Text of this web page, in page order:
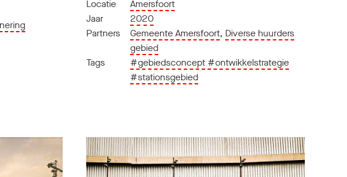
Locatie
Amersfoort
Jaar
2020
Partners
Gemeente Amersfoort, Diverse huurders
gebied
Tags
#gebiedsconcept #ontwikkelstrategie
#stationsgebied